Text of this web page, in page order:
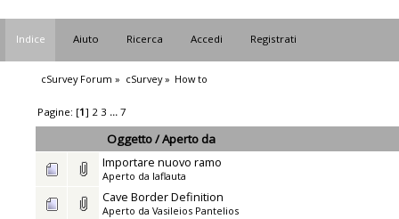
Indice Aiuto Ricerca Accedi Registrati
cSurvey Forum » cSurvey» How to
Pagine: [1] 2 3 ...7
Oggetto/Aperto da
Importare nuovo ramo
Aperto da laflauta
Cave Border Definition
Aperto da Vasileios Pantelios